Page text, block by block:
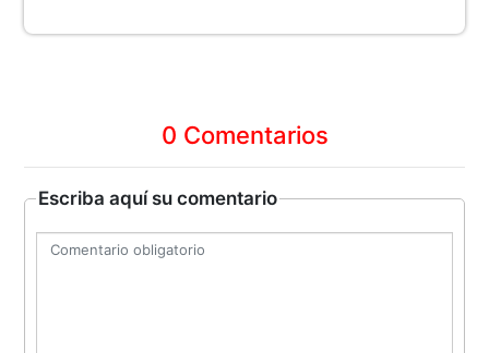
0 Comentarios
Escriba aquí su comentario